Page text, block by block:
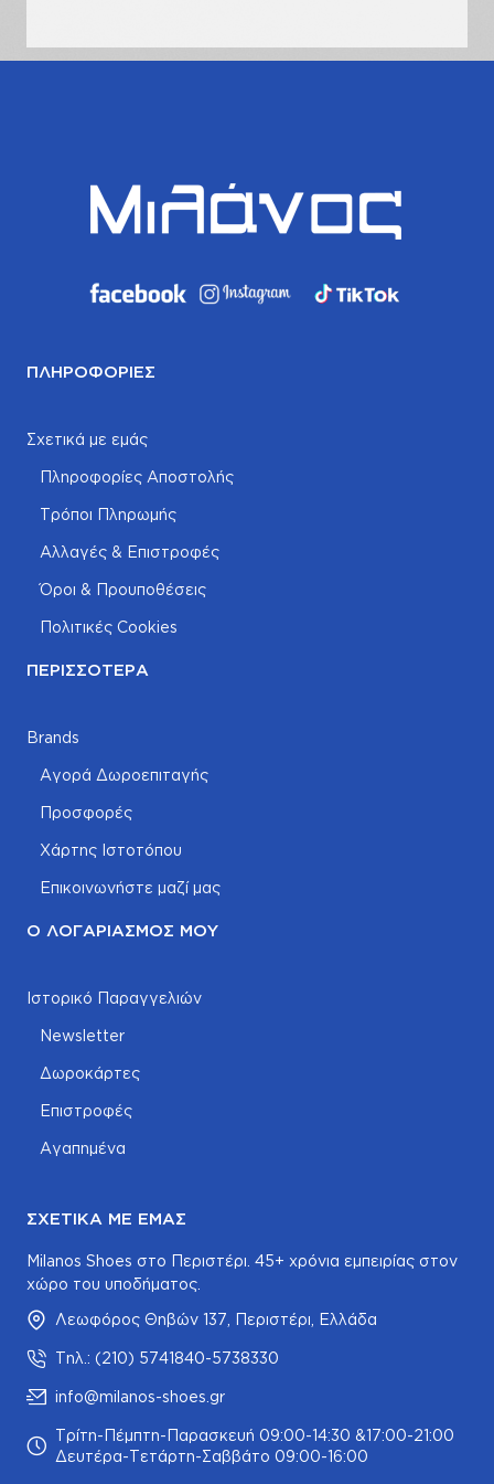
ΠΛΗΡΟΦΟΡΊΕΣ
Σχετικά με εμάς
Πληροφορίες Αποστολής
Τρόποι Πληρωμής
Αλλαγές & Επιστροφές
Όροι & Προυποθέσεις
Πολιτικές Cookies
ΠΕΡΙΣΣΌΤΕΡΑ
Brands
Αγορά Δωροεπιταγής
Προσφορές
Χάρτης Ιστοτόπου
Επικοινωνήστε μαζί μας
Ο ΛΟΓΑΡΙΑΣΜΌΣ ΜΟΥ
Ιστορικό Παραγγελιών
Newsletter
Δωροκάρτες
Επιστροφές
Αγαπημένα
ΣΧΕΤΙΚΆ ΜΕ ΕΜΆΣ
Milanos Shoes στο Περιστέρι. 45+ χρόνια εμπειρίας στον
χώρο του υποδήματος.
Λεωφόρος Θηβών 137, Περιστέρι, Ελλάδα
Τηλ.: (210) 5741840-5738330
info@milanos-shoes.gr
Τρίτη-Πέμπτη-Παρασκευή 09:00-14:30 &17:00-21:00
Δευτέρα-Τετάρτη-Σαββάτο 09:00-16:00